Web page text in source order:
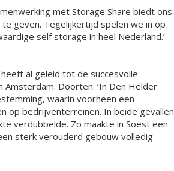
met Storage Share biedt ons
geven. Tegelijkertijd spelen we in op
self storage in heel Nederland.’
al geleid tot de succesvolle
Doorten: ‘In Den Helder
waarin voorheen een
op bedrijventerreinen. In beide gevallen
verdubbelde. Zo maakte in Soest een
sterk verouderd gebouw volledig